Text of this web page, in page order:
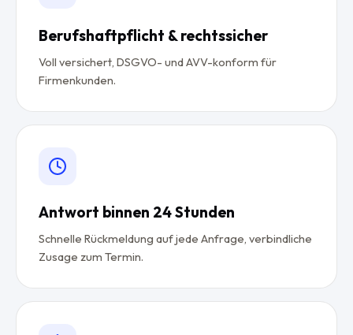
Berufshaftpflicht & rechtssicher
Voll versichert, DSGVO- und AVV-konform für
Firmenkunden.
Antwort binnen 24 Stunden
Schnelle Rückmeldung auf jede Anfrage, verbindliche
Zusage zum Termin.